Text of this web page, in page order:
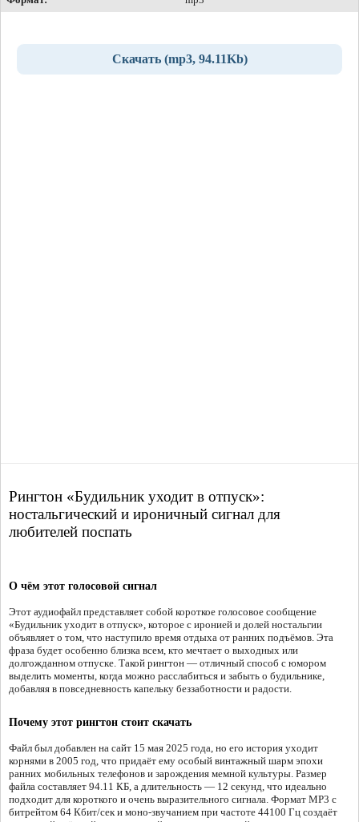
Скачать (mp3, 94.11Kb)
Рингтон «Будильник уходит в отпуск»:
ностальгический и ироничный сигнал для
любителей поспать
О чём этот голосовой сигнал
Этот аудиофайл представляет собой короткое голосовое сообщение
«Будильник уходит в отпуск», которое с иронией и долей ностальгии
объявляет о том, что наступило время отдыха от ранних подъёмов. Эта
фраза будет особенно близка всем, кто мечтает о выходных или
долгожданном отпуске. Такой рингтон — отличный способ с юмором
выделить моменты, когда можно расслабиться и забыть о будильнике,
добавляя в повседневность капельку беззаботности и радости.
Почему этот рингтон стоит скачать
Файл был добавлен на сайт 15 мая 2025 года, но его история уходит
корнями в 2005 год, что придаёт ему особый винтажный шарм эпохи
ранних мобильных телефонов и зарождения мемной культуры. Размер
файла составляет 94.11 КБ, а длительность — 12 секунд, что идеально
подходит для короткого и очень выразительного сигнала. Формат MP3 с
битрейтом 64 Кбит/сек и моно-звучанием при частоте 44100 Гц создаёт